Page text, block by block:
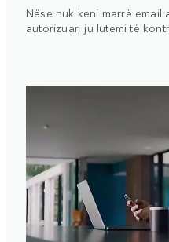
Nëse nuk keni marrë email
autorizuar, ju lutemi të